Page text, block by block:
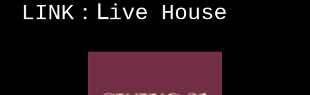
LINK：Ⅼive House